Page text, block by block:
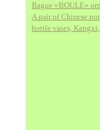
Bague «BOULE»
A pair of Chinese
bottle vases,